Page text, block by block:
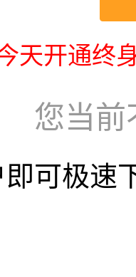
天开通终
您当前
可极速